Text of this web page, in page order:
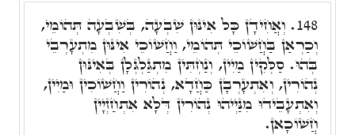
148. וְאֲחִידָן כָּל אִינּוּן שִׁבְעָה, בְּשִׁבְעָה תְּהוֹמֵי,
וְכַרְאַן בַּחֲשׁוֹכֵי תְּהוֹמֵי, וַחֲשׁוֹכֵי אִינּוּן מִתְעָרְבֵי
בְּהוּ. סַלְּקִין מַיִין, וְנַחְתִּין מִתְגַּלְגְּלָן בְּאִינּוּן
נְהוֹרִין, וְאִתְעָרְבָן כַּחֲדָא, נְהוֹרִין וַחֲשׁוֹכִין וּמַיִין,
וְאִתְעָבֵידוּ מִנַּיְיהוּ נְהוֹרִין דְּלָא אִתְחַזְיָין
חֲשׁוֹכָאן.